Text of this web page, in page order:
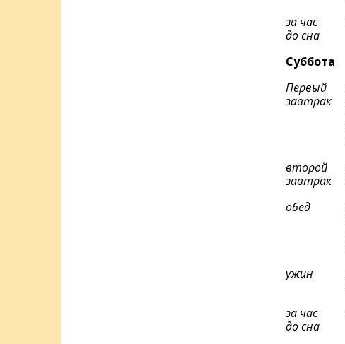
за час
до сна
Суббота
Первый
завтрак
второй
завтрак
обед
ужин
за час
до сна